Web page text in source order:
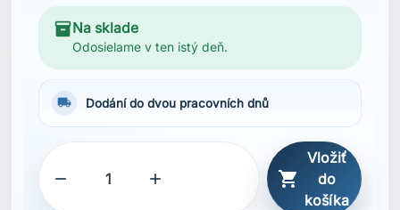
inventory_2Na sklade
Odosielame v ten istý deň.
local_shipping Dodání do dvou pracovních dnů
  
Vložiť
do
košíka